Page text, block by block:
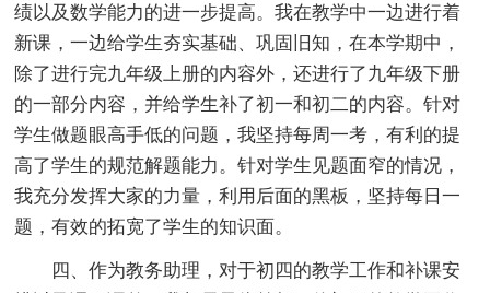
绩以及数学能力的进一步提高。我在教学中一边进行着
新课，一边给学生夯实基础、巩固旧知，在本学期中，
除了进行完九年级上册的内容外，还进行了九年级下册
的一部分内容，并给学生补了初一和初二的内容。针对
学生做题眼高手低的问题，我坚持每周一考，有利的提
高了学生的规范解题能力。针对学生见题面窄的情况，
我充分发挥大家的力量，利用后面的黑板，坚持每日一
题，有效的拓宽了学生的知识面。
四、作为教务助理，对于初四的教学工作和补课安